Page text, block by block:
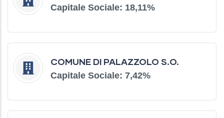
Capitale Sociale: 18,11%
COMUNE DI PALAZZOLO S.O.
Capitale Sociale: 7,42%